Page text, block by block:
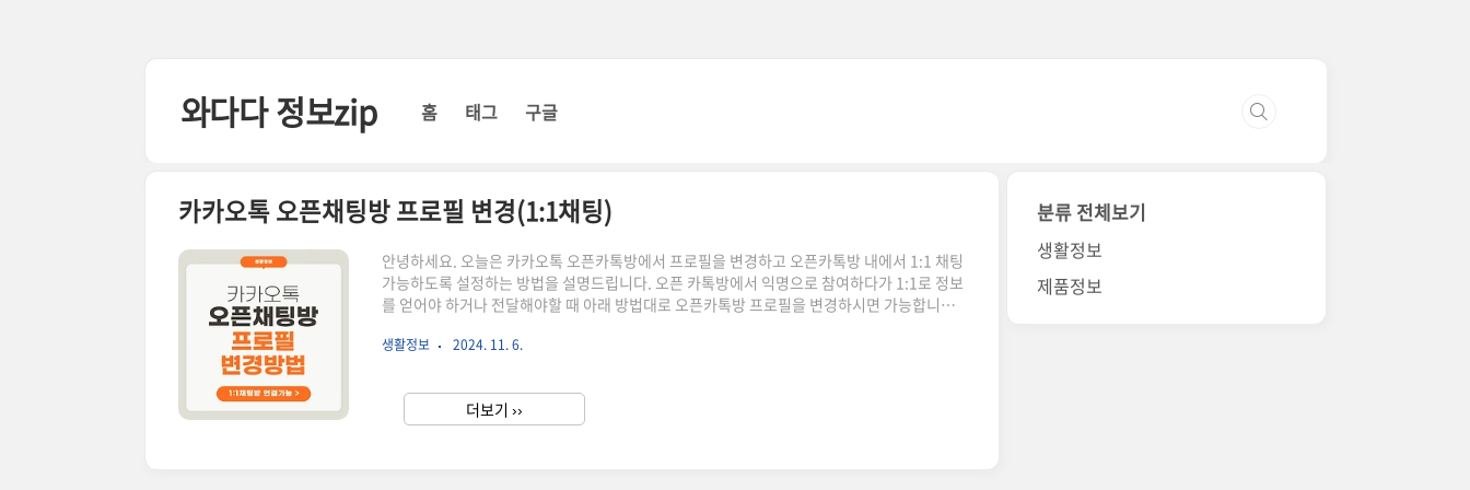
와다다 정보zip 홈 태그 구글
카카오톡 오픈채팅방 프로필 변경(1:1채팅)
안녕하세요. 오늘은 카카오톡 오픈카톡방에서 프로필을 변경하고 오픈카톡방 내에서 1:1 채팅
가능하도록 설정하는 방법을 설명드립니다. 오픈 카톡방에서 익명으로 참여하다가 1:1로 정보
를 얻어야 하거나 전달해야할 때 아래 방법대로 오픈카톡방 프로필을 변경하시면 가능합니다
객센터 자주묻는 질문카카오 오픈 카톡방 프로필 변경캡처 이미지 따라서 와주시면 됩니다.1.
면 내가 운영하는 오픈채팅방과 오픈 프로필을 확인할 수 있습니다. 새롭게 만드실 분은 아래
이미지 처럼 + 버튼을 눌러서 새로 만들기 눌러주세요!3. 오픈..
생활정보 2024. 11. 6.
더보기 ››
분류 전체보기
생활정보
제품정보